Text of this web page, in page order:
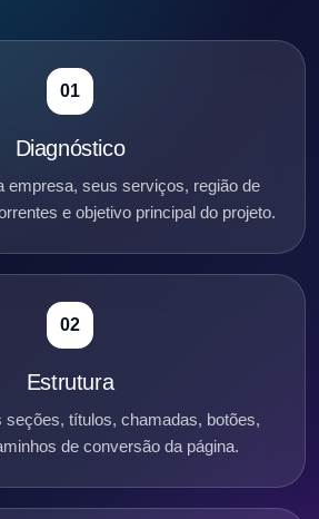
01
Diagnóstico
empresa, seus serviços, região de
e objetivo principal do projeto.
02
Estrutura
seções, títulos, chamadas, botões,
de conversão da página.